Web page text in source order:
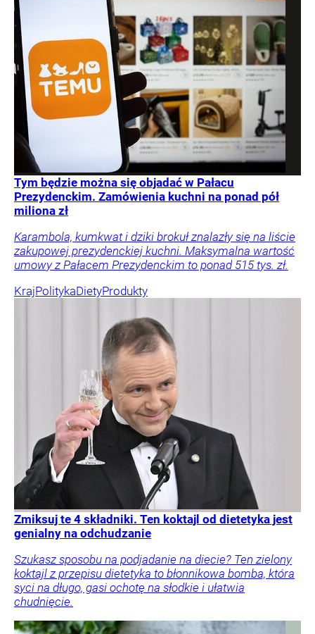
Tym będzie można się objadać w Pałacu
Prezydenckim. Zamówienia kuchni na ponad pół
miliona zł
Karambola, kumkwat i dziki brokuł znalazły się na liście
zakupowej prezydenckiej kuchni. Maksymalna wartość
umowy z Pałacem Prezydenckim to ponad 515 tys. zł.
KrajPolitykaDietyProdukty
Zmiksuj te 4 składniki. Ten koktajl od dietetyka jest
genialny na odchudzanie
Szukasz sposobu na podjadanie na diecie? Ten zielony
koktajl z przepisu dietetyka to błonnikowa bomba, która
syci na długo, gasi ochotę na słodkie i ułatwia
chudnięcie.